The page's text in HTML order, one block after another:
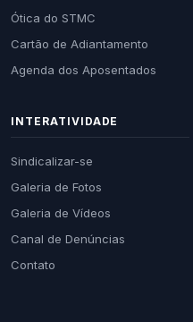
Ótica do STMC
Cartão de Adiantamento
Agenda dos Aposentados
INTERATIVIDADE
Sindicalizar-se
Galeria de Fotos
Galeria de Vídeos
Canal de Denúncias
Contato